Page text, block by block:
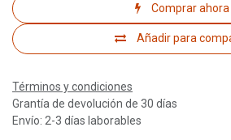
Comprar ahora
Añadir para
Términos y condiciones
Grantía de devolución de 30 días
Envío: 2-3 días laborables